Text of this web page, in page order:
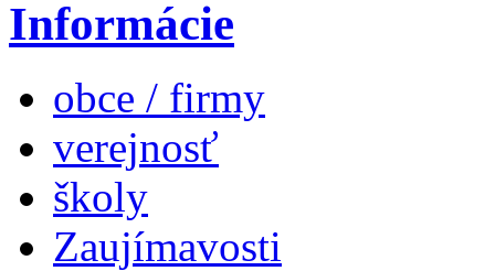
Informácie
obce / firmy
verejnosť
školy
Zaujímavosti